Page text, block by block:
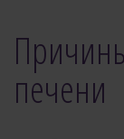
печени